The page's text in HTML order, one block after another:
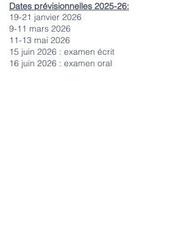
Dates prévisionnelles 2025-26:
19-21 janvier 2026
9-11 mars 2026
11-13 mai 2026
15 juin 2026 : examen écrit
16 juin 2026 : examen oral